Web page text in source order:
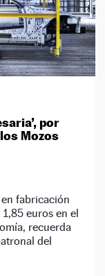
por
Mozos
fabricación
euros en el
recuerda
del